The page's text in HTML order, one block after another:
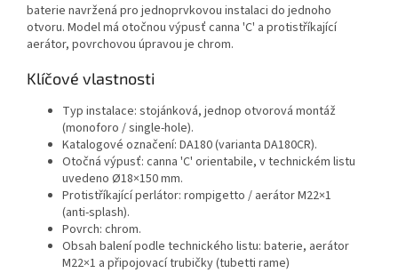
baterie navržená pro jednoprvkovou instalaci do jednoho
otvoru. Model má otočnou výpusť canna 'C' a protistříkající
aerátor, povrchovou úpravou je chrom.
Klíčové vlastnosti
Typ instalace: stojánková, jednop otvorová montáž
(monoforo / single‑hole).
Katalogové označení: DA180 (varianta DA180CR).
Otočná výpusť: canna 'C' orientabile, v technickém listu
uvedeno Ø18×150 mm.
Protistříkající perlátor: rompigetto / aerátor M22×1
(anti‑splash).
Povrch: chrom.
Obsah balení podle technického listu: baterie, aerátor
M22×1 a připojovací trubičky (tubetti rame)